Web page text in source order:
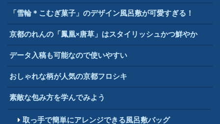
「雪輪＊こむぎ菓子」のデザイン風呂敷が可愛すぎる！
京都のれんの「鳳凰×唐草」はスタイリッシュかつ鮮やか
データ入稿も可能なので使いやすい
おしゃれな柄が人気の京都フロシキ
素敵な包み方を学んでみよう
取っ手で簡単にアレンジできる風呂敷バッグ